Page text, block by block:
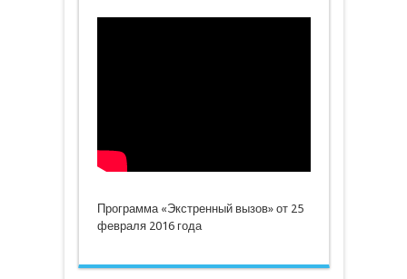
«Экстренный
Программа «Экстренный вызов» от 25
февраля 2016 года